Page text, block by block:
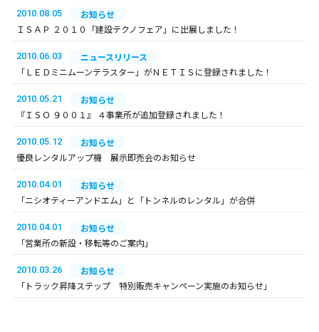
2010.08.05
お知らせ
ＩＳＡＰ ２０１０「建設テクノフェア」に出展しました！
2010.06.03
ニュースリリース
「ＬＥＤミニムーンテラスター」がＮＥＴＩＳに登録されました！
2010.05.21
お知らせ
『ＩＳＯ ９００１』 ４事業所が追加登録されました！
2010.05.12
お知らせ
優良レンタルアップ機 展示即売会のお知らせ
2010.04.01
お知らせ
「ニシオティーアンドエム」と「トンネルのレンタル」が合併
2010.04.01
お知らせ
「営業所の新設・移転等のご案内」
2010.03.26
お知らせ
「トラック昇降ステップ 特別販売キャンペーン実施のお知らせ」